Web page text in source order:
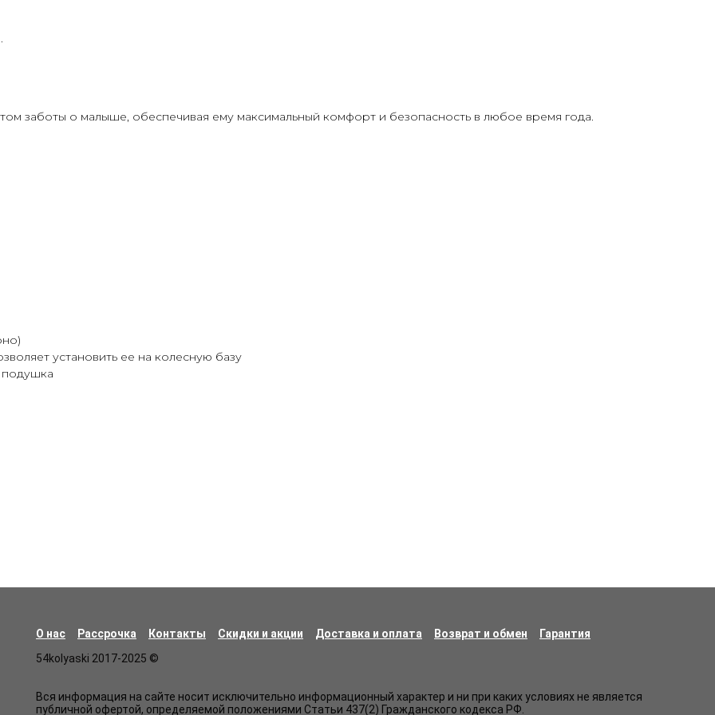
заботы о малыше, обеспечивая ему максимальный комфорт и безопасность в любое время года.
установить ее на колесную базу
О нас Рассрочка Контакты Скидки и акции Доставка и оплата Возврат и обмен
Гарантия
54kolyaski 2017-2025 ©
Вся информация на сайте носит исключительно информационный характер и ни при каких условиях не является
публичной офертой, определяемой положениями Статьи 437(2) Гражданского кодекса РФ.